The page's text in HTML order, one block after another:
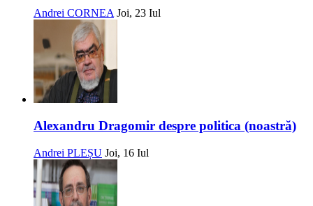
Andrei CORNEA Joi, 23 Iul
Alexandru Dragomir despre politica (noastră)
Andrei PLEȘU Joi, 16 Iul